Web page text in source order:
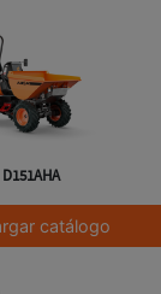
D151AHA
catálogo